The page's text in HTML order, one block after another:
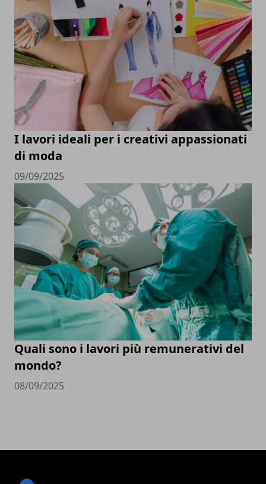
I lavori ideali per i creativi appassionati
di moda
09/09/2025
Quali sono i lavori più remunerativi del
mondo?
08/09/2025